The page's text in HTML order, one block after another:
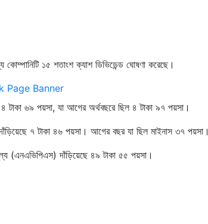
১৫ শতাংশ ক্যাশ ডিভিডেন্ড ঘোষণা করেছে।
টাকা ৬৯ পয়সা, যা আগের অর্থবছরে ছিল ৪ টাকা ৯৭ পয়সা।
৭ টাকা ৪৬ পয়সা। আগের বছর যা ছিল মাইনাস ৩৭ পয়সা।
(এনএভিপিএস) দাঁড়িয়েছে ৪৯ টাকা ৫৫ পয়সা।